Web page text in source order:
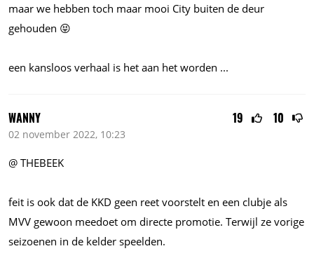
maar we hebben toch maar mooi City buiten de deur
gehouden 😝
een kansloos verhaal is het aan het worden ...
19 10
WANNY
02 november 2022, 10:23
@ THEBEEK
feit is ook dat de KKD geen reet voorstelt en een clubje als
MVV gewoon meedoet om directe promotie. Terwijl ze vorige
seizoenen in de kelder speelden.